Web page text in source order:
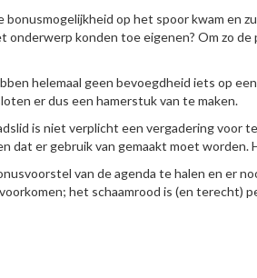
op het spoor kwam en
konden toe eigenen? Om zo de
helemaal geen bevoegdheid iets op
er dus een hamerstuk van te maken.
is niet verplicht een vergadering voor
dat er gebruik van gemaakt moet
van de agenda te halen en er
het schaamrood is (en terecht)